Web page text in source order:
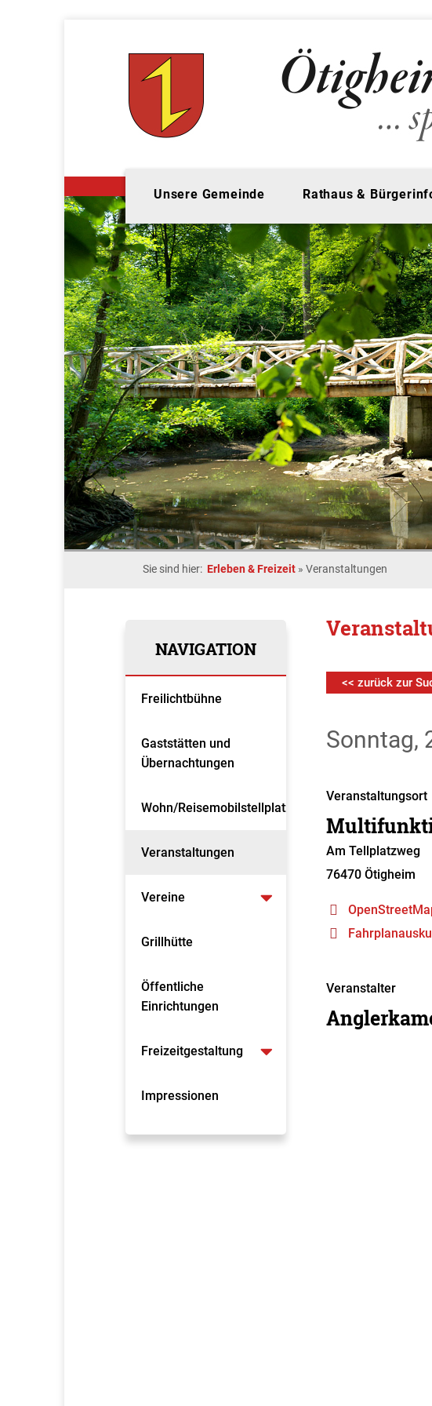
Unsere Gemeinde Rathaus &
Sie sind hier: Erleben & Freizeit » Veranstaltungen
NAVIGATION
Freilichtbühne
Gaststätten und
Übernachtungen
Wohn/Reisemobilstellplatz
Veranstaltungen
Vereine
Grillhütte
Öffentliche
Einrichtungen
Freizeitgestaltung
Impressionen
<< zurück zur
Sonntag,
Veranstaltungsort
Am Tellplatzweg
76470 Ötigheim
Veranstalter